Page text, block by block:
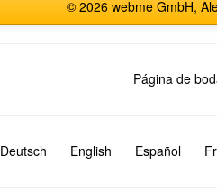
© 2026 webme GmbH,
Página de
Deutsch English Español